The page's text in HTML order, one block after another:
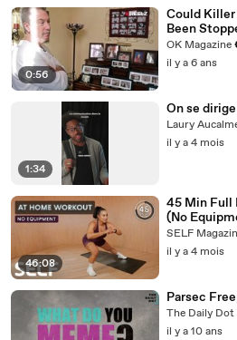
0:56
Could Killer
Been
The Murder:
OK Magazine
il y a 6 ans
1:34
On se
Laury
il y a 4 mois
46:08
45 Min Full
(No
SELF
il y a 4 mois
Parsec
The Daily Dot
il y a 10 ans